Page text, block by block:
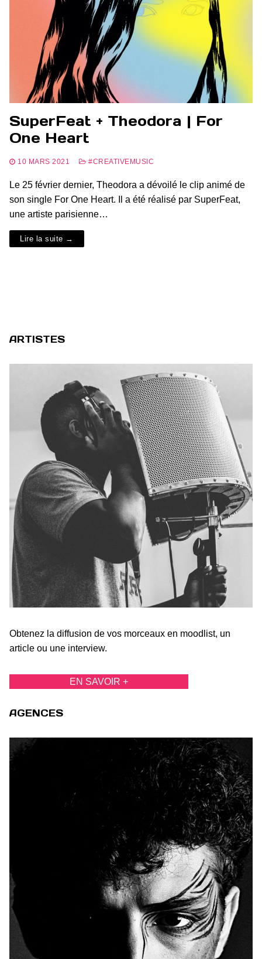
SuperFeat + Theodora | For
One Heart
10 MARS 2021 #CREATIVEMUSIC
Le 25 février dernier, Theodora a dévoilé le clip animé de
son single For One Heart. Il a été réalisé par SuperFeat,
une artiste parisienne…
Lire la suite →
ARTISTES
Obtenez la diffusion de vos morceaux en moodlist, un
article ou une interview.
EN SAVOIR +
AGENCES